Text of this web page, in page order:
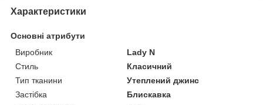
Характеристики
Основні атрибути
Виробник
Lady N
Стиль
Класичний
Тип тканини
Утеплений джинс
Застібка
Блискавка